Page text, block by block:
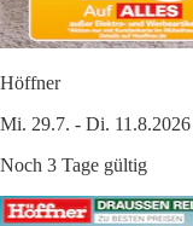
Höffner
Mi. 29.7. - Di. 11.8.2026
Noch 3 Tage gültig